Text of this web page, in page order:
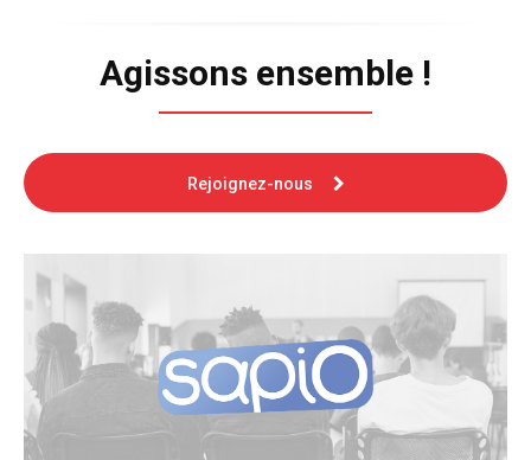
Agissons ensemble !
Rejoignez-nous